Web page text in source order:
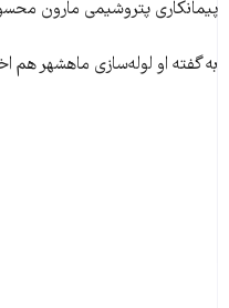
پیمانکاری پتروشیمی مارون
به گفته او لوله‌سازی ماهشهر هم